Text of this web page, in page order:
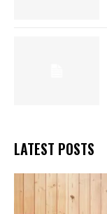
LATEST POSTS